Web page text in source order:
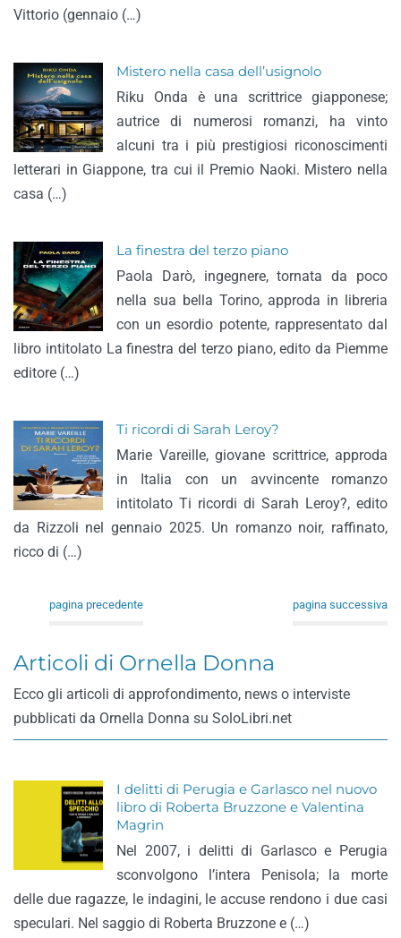
Vittorio (gennaio (…)
Mistero nella casa dell’usignolo
Riku Onda è una scrittrice giapponese;
autrice di numerosi romanzi, ha vinto
alcuni tra i più prestigiosi riconoscimenti
letterari in Giappone, tra cui il Premio Naoki. Mistero nella
casa (…)
La finestra del terzo piano
Paola Darò, ingegnere, tornata da poco
nella sua bella Torino, approda in libreria
con un esordio potente, rappresentato dal
libro intitolato La finestra del terzo piano, edito da Piemme
editore (…)
Ti ricordi di Sarah Leroy?
Marie Vareille, giovane scrittrice, approda
in Italia con un avvincente romanzo
intitolato Ti ricordi di Sarah Leroy?, edito
da Rizzoli nel gennaio 2025. Un romanzo noir, raffinato,
ricco di (…)
pagina precedente pagina successiva
Articoli di Ornella Donna
Ecco gli articoli di approfondimento, news o interviste
pubblicati da Ornella Donna su SoloLibri.net
I delitti di Perugia e Garlasco nel nuovo
libro di Roberta Bruzzone e Valentina
Magrin
Nel 2007, i delitti di Garlasco e Perugia
sconvolgono l’intera Penisola; la morte
delle due ragazze, le indagini, le accuse rendono i due casi
speculari. Nel saggio di Roberta Bruzzone e (…)